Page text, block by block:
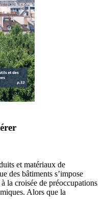
et matériaux de
des bâtiments s’impose
la croisée de préoccupations
Alors que la